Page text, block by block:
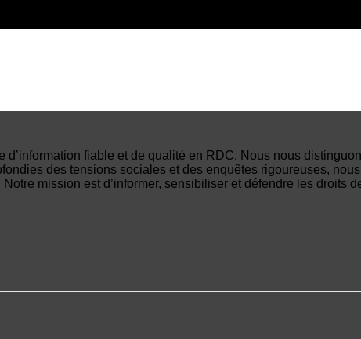
d’information fiable et de qualité en RDC. Nous nous
des tensions sociales et des enquêtes rigoureuses,
mission est d’informer, sensibiliser et défendre les droits